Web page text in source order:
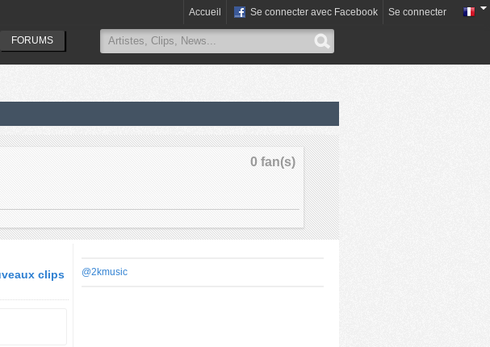
FORUMS
Accueil Se connecter avec Facebook Se connecter
0 fan(s)
clips @2kmusic